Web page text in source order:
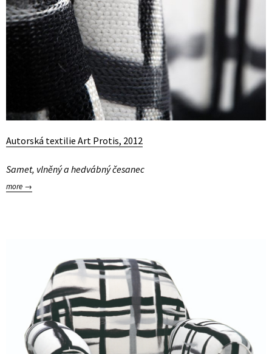
Autorská textilie Art Protis, 2012
Samet, vlněný a hedvábný česanec
more →